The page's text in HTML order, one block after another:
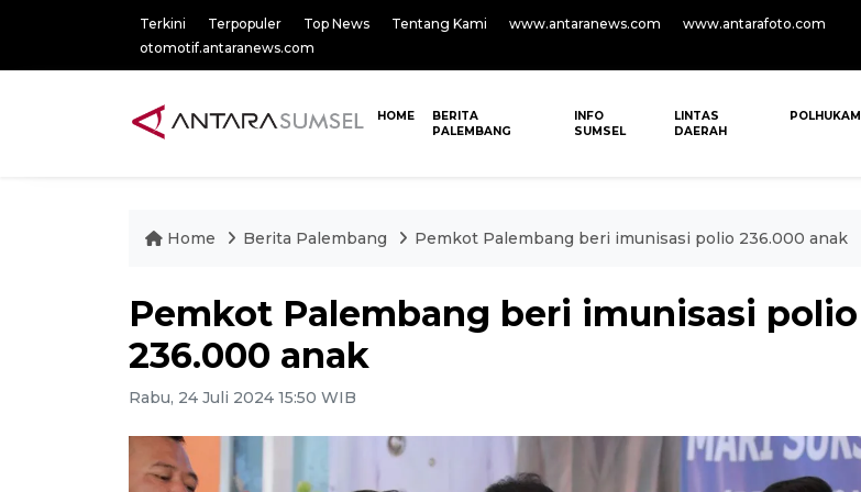
Terkini Terpopuler Top News Tentang Kami www.antaranews.com
www.antarafoto.com
otomotif.antaranews.com
HOME
BERITA
PALEMBANG
INFO
SUMSEL
LINTAS
DAERAH
POLHUKAM
Home Berita Palembang Pemkot Palembang beri imunisasi polio 236.000 anak
Pemkot Palembang beri imunisasi polio
236.000 anak
Rabu, 24 Juli 2024 15:50 WIB